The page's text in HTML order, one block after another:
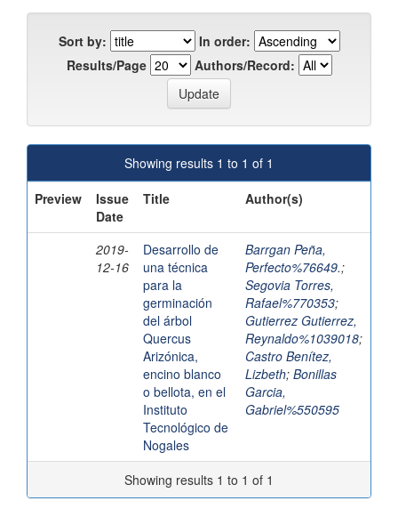
Sort by:
In order:
Results/Page
Authors/Record:
Showing results 1 to 1 of 1
Preview
Issue
Date
Title Author(s)
2019-
12-16
Desarrollo de
una técnica
para la
germinación
del árbol
Quercus
Arizónica,
encino blanco
o bellota, en el
Instituto
Tecnológico de
Nogales
Barrgan Peña,
Perfecto%76649.;
Segovia Torres,
Rafael%770353;
Gutierrez Gutierrez,
Reynaldo%1039018;
Castro Benítez,
Lizbeth; Bonillas
Garcia,
Gabriel%550595
Showing results 1 to 1 of 1